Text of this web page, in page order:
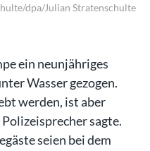
dpa/Julian Stratenschulte
ein neunjähriges
Wasser gezogen.
werden, ist aber
sagte.
seien bei dem